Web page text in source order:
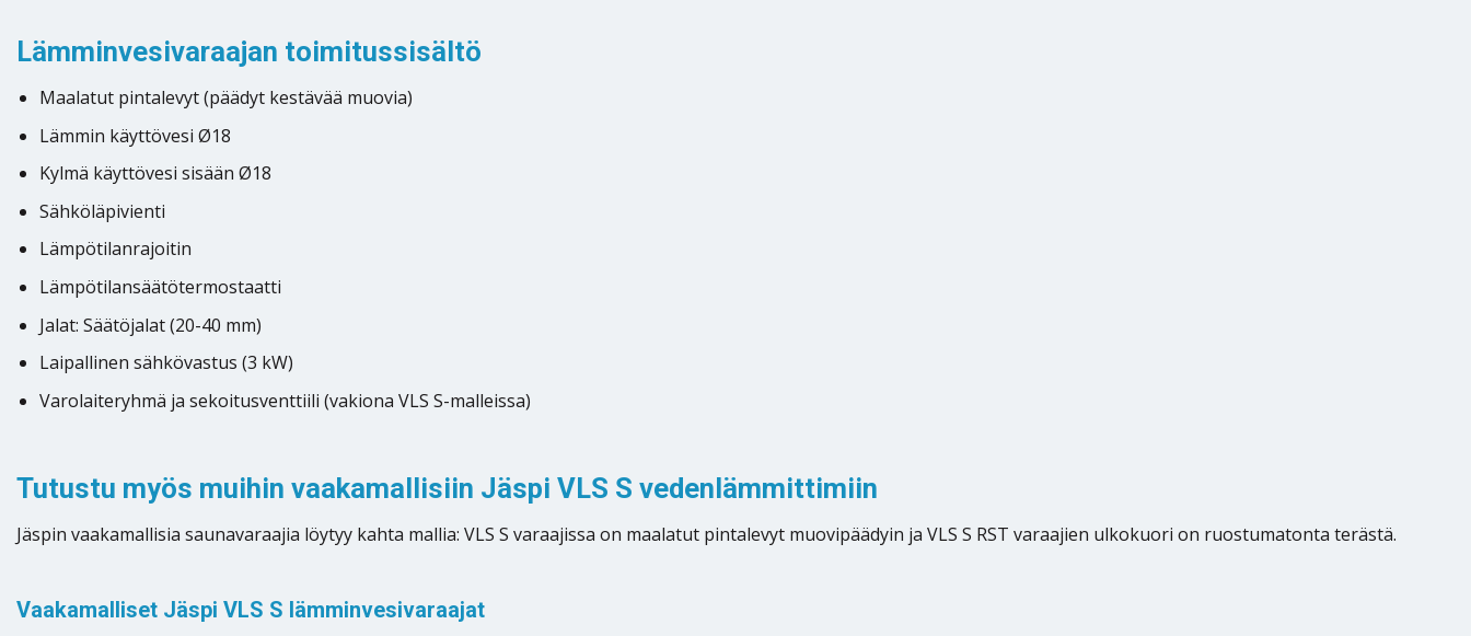
Lämminvesivaraajan toimitussisältö
Maalatut pintalevyt (päädyt kestävää muovia)
Lämmin käyttövesi Ø18
Kylmä käyttövesi sisään Ø18
Sähköläpivienti
Lämpötilanrajoitin
Lämpötilansäätötermostaatti
Jalat: Säätöjalat (20-40 mm)
Laipallinen sähkövastus (3 kW)
Varolaiteryhmä ja sekoitusventtiili (vakiona VLS S-malleissa)
Tutustu myös muihin vaakamallisiin Jäspi VLS S vedenlämmittimiin
Jäspin vaakamallisia saunavaraajia löytyy kahta mallia: VLS S varaajissa on maalatut pintalevyt muovipäädyin ja VLS S RST varaajien ulkokuori on ruostumatonta terästä.
Vaakamalliset Jäspi VLS S lämminvesivaraajat